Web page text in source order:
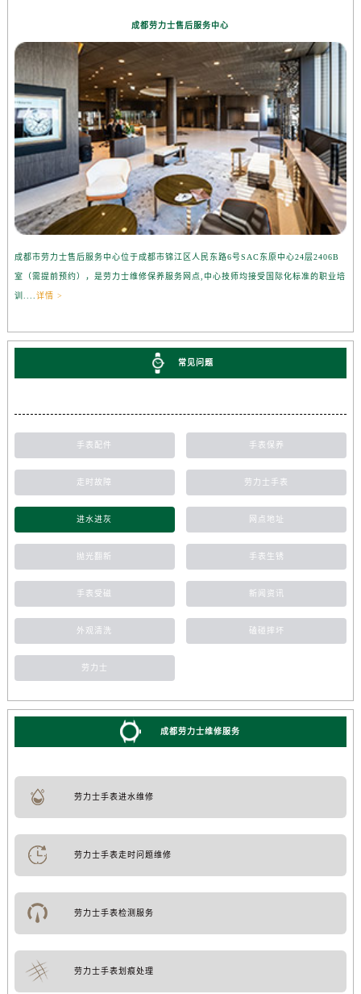
成都劳力士售后服务中心
成都市劳力士售后服务中心位于成都市锦江区人民东路6号SAC东原中心24层2406B
室（需提前预约），是劳力士维修保养服务网点,中心技师均接受国际化标准的职业培
训.... 详情 >
常见问题
手表配件 手表保养
走时故障 劳力士手表
进水进灰 网点地址
抛光翻新 手表生锈
手表受磁 新闻资讯
外观清洗 磕碰摔坏
劳力士
成都劳力士维修服务
劳力士手表进水维修
劳力士手表走时问题维修
劳力士手表检测服务
劳力士手表划痕处理